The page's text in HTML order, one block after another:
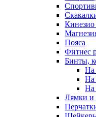
Пояса
Фитнес
Бинты,
На
На
На
Лямки и